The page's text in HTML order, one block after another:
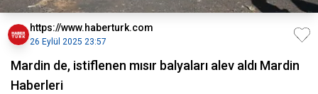
https://www.haberturk.com
26 Eylül 2025 23:57
Mardin de, istiflenen mısır balyaları alev aldı Mardin
Haberleri